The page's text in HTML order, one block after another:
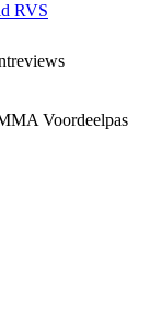
RVS
Voordeelpas